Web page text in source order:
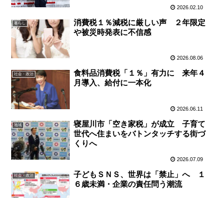
2026.02.10
暮らし
消費税１％減税に厳しい声 ２年限定
や被災時発表に不信感
2026.08.06
社会・政治
食料品消費税「１％」有力に 来年４
月導入、給付に一本化
2026.06.11
地域
寝屋川市「空き家税」が成立 子育て
世代へ住まいをバトンタッチする街づ
くりへ
2026.07.09
社会・政治
子どもＳＮＳ、世界は「禁止」へ １
６歳未満・企業の責任問う潮流